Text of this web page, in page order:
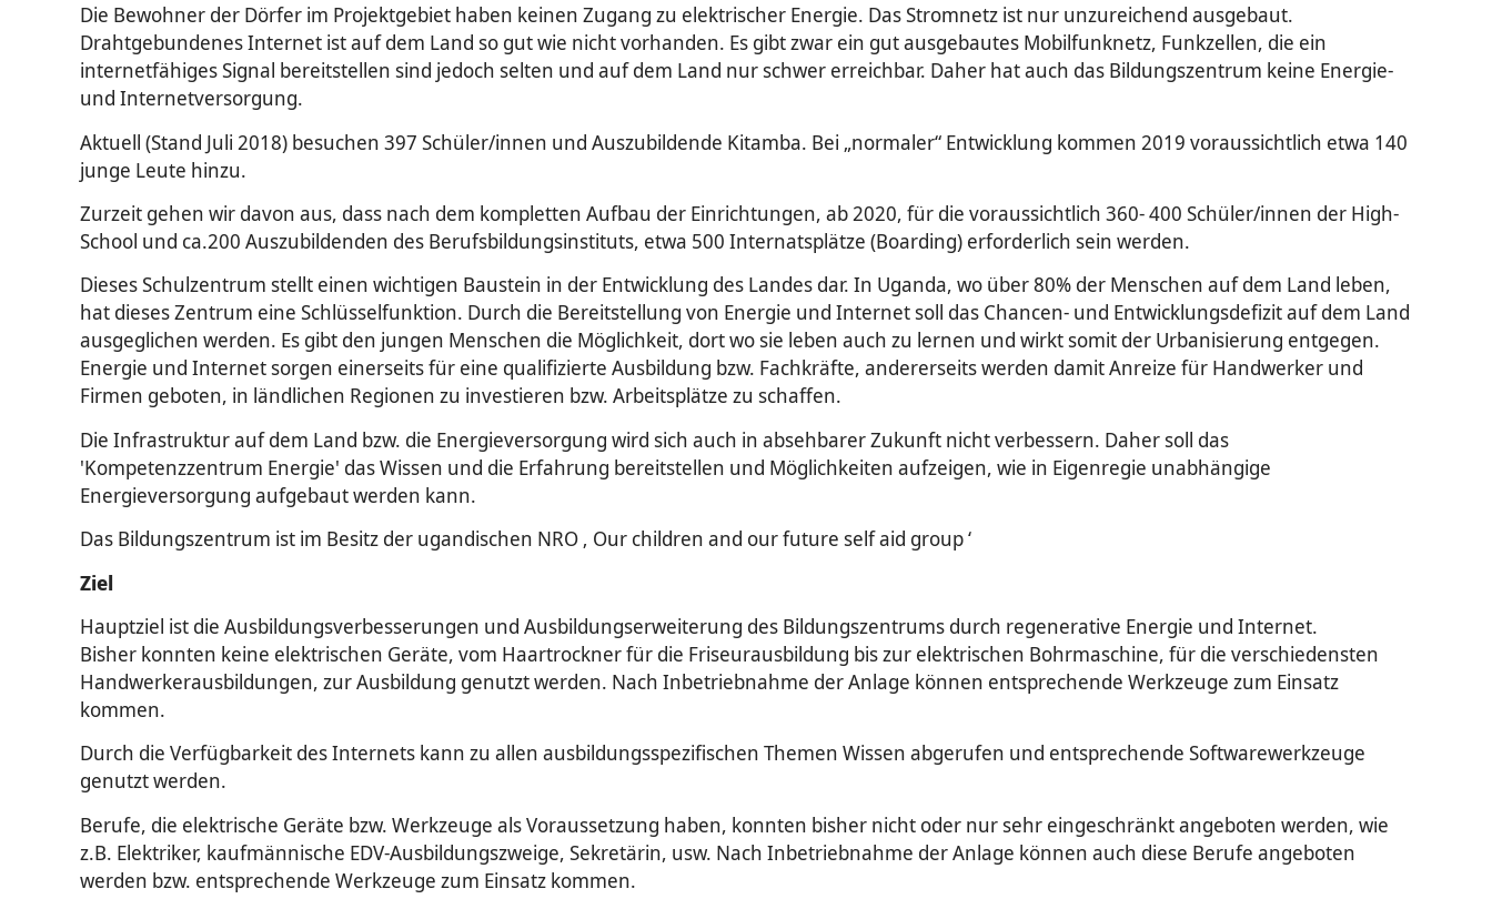
Die Bewohner der Dörfer im Projektgebiet haben keinen Zugang zu elektrischer Energie. Das Stromnetz ist nur unzureichend ausgebaut.
Drahtgebundenes Internet ist auf dem Land so gut wie nicht vorhanden. Es gibt zwar ein gut ausgebautes Mobilfunknetz, Funkzellen, die ein
internetfähiges Signal bereitstellen sind jedoch selten und auf dem Land nur schwer erreichbar. Daher hat auch das Bildungszentrum keine Energie-
und Internetversorgung.
Aktuell (Stand Juli 2018) besuchen 397 Schüler/innen und Auszubildende Kitamba. Bei „normaler“ Entwicklung kommen 2019 voraussichtlich etwa 140
junge Leute hinzu.
Zurzeit gehen wir davon aus, dass nach dem kompletten Aufbau der Einrichtungen, ab 2020, für die voraussichtlich 360- 400 Schüler/innen der High-
School und ca.200 Auszubildenden des Berufsbildungsinstituts, etwa 500 Internatsplätze (Boarding) erforderlich sein werden.
Dieses Schulzentrum stellt einen wichtigen Baustein in der Entwicklung des Landes dar. In Uganda, wo über 80% der Menschen auf dem Land leben,
hat dieses Zentrum eine Schlüsselfunktion. Durch die Bereitstellung von Energie und Internet soll das Chancen- und Entwicklungsdefizit auf dem Land
ausgeglichen werden. Es gibt den jungen Menschen die Möglichkeit, dort wo sie leben auch zu lernen und wirkt somit der Urbanisierung entgegen.
Energie und Internet sorgen einerseits für eine qualifizierte Ausbildung bzw. Fachkräfte, andererseits werden damit Anreize für Handwerker und
Firmen geboten, in ländlichen Regionen zu investieren bzw. Arbeitsplätze zu schaffen.
Die Infrastruktur auf dem Land bzw. die Energieversorgung wird sich auch in absehbarer Zukunft nicht verbessern. Daher soll das
'Kompetenzzentrum Energie' das Wissen und die Erfahrung bereitstellen und Möglichkeiten aufzeigen, wie in Eigenregie unabhängige
Energieversorgung aufgebaut werden kann.
Das Bildungszentrum ist im Besitz der ugandischen NRO ‚ Our children and our future self aid group ‘
Ziel
Hauptziel ist die Ausbildungsverbesserungen und Ausbildungserweiterung des Bildungszentrums durch regenerative Energie und Internet.
Bisher konnten keine elektrischen Geräte, vom Haartrockner für die Friseurausbildung bis zur elektrischen Bohrmaschine, für die verschiedensten
Handwerkerausbildungen, zur Ausbildung genutzt werden. Nach Inbetriebnahme der Anlage können entsprechende Werkzeuge zum Einsatz
kommen.
Durch die Verfügbarkeit des Internets kann zu allen ausbildungsspezifischen Themen Wissen abgerufen und entsprechende Softwarewerkzeuge
genutzt werden.
Berufe, die elektrische Geräte bzw. Werkzeuge als Voraussetzung haben, konnten bisher nicht oder nur sehr eingeschränkt angeboten werden, wie
z.B. Elektriker, kaufmännische EDV-Ausbildungszweige, Sekretärin, usw. Nach Inbetriebnahme der Anlage können auch diese Berufe angeboten
werden bzw. entsprechende Werkzeuge zum Einsatz kommen.